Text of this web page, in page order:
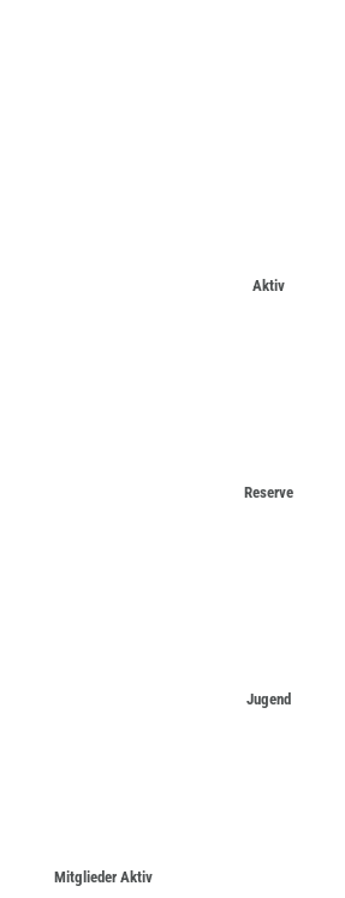
Aktiv
Reserve
Jugend
Mitglieder Aktiv